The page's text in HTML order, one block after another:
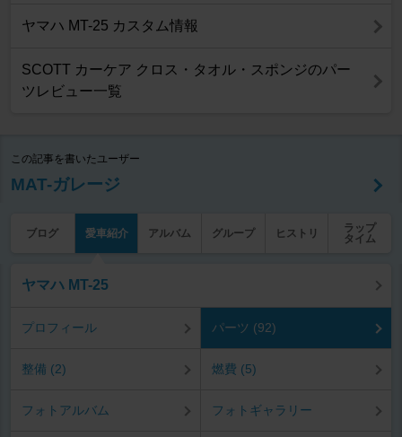
ヤマハ MT-25 カスタム情報
SCOTT カーケア クロス・タオル・スポンジのパー
ツレビュー一覧
この記事を書いたユーザー
MAT-ガレージ
ブログ 愛車紹介 アルバム グループ ヒストリ
ラップ
タイム
ヤマハ MT-25
プロフィール パーツ (92)
整備 (2) 燃費 (5)
フォトアルバム フォトギャラリー